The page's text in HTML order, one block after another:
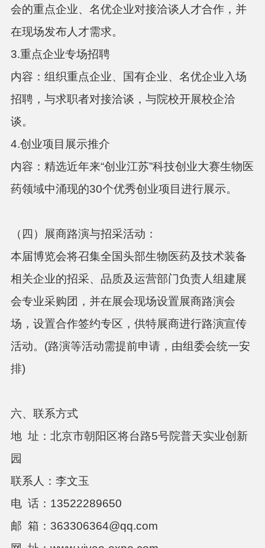
会的重点企业、名优企业对接洽谈人才合作，并
在现场发布人才需求。
3.重点企业专场招聘
内容：组织重点企业、国有企业、名优企业入场
招聘，与求职者对接洽谈，与院校开展校企洽
谈。
4.创业项目展示推介
内容：精选近年来“创业江苏”科技创业大赛生物医
药领域中涌现的30个优秀创业项目进行展示。
（四）展商路演与招采活动：
本届博览会将召集全国头部生物医药及技术装备
相关企业的招采、品质及运营部门负责人组建展
会专业采购团，并在展会现场设置展商路演会
场，设置合作签约专区，供特展商进行路演宣传
活动。 (路演等活动需提前申请，由组委会统一安
排)
六、联系方式
地 址：北京市朝阳区将台路5号院普天实业创新
园
联系人：李文玉
电 话： 13522289650
邮 箱： 363306364@qq.com